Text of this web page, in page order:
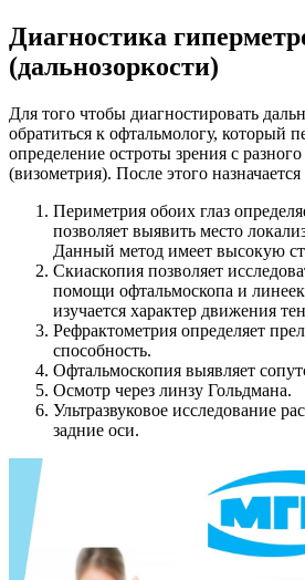
Диагностика
(дальнозоркости)
Для того чтобы диагностировать
обратиться к офтальмологу, который
определение остроты зрения с
(визометрия). После этого
Периметрия обоих глаз
позволяет выявить место
Данный метод имеет высокую
Скиаскопия позволяет
помощи офтальмоскопа и
изучается характер движения
Рефрактометрия определяет
способность.
Офтальмоскопия выявляет
Осмотр через линзу Гольдмана.
Ультразвуковое исследование
задние оси.